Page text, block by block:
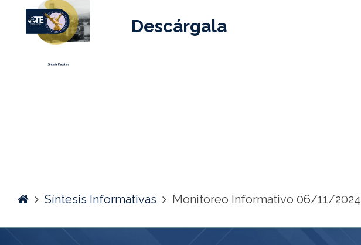
Descárgala
HomeSíntesis Informativas Monitoreo Informativo 06/11/2024